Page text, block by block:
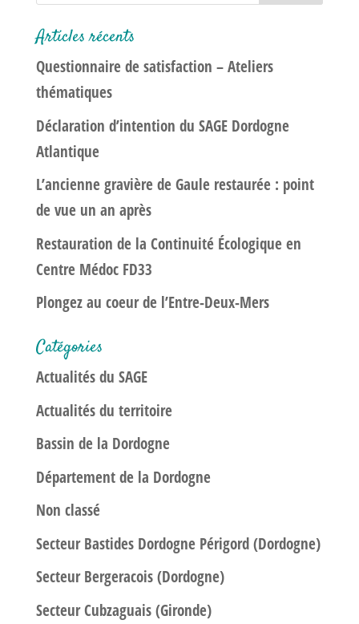
Articles récents
Questionnaire de satisfaction – Ateliers
thématiques
Déclaration d’intention du SAGE Dordogne
Atlantique
L’ancienne gravière de Gaule restaurée : point
de vue un an après
Restauration de la Continuité Écologique en
Centre Médoc FD33
Plongez au coeur de l’Entre-Deux-Mers
Catégories
Actualités du SAGE
Actualités du territoire
Bassin de la Dordogne
Département de la Dordogne
Non classé
Secteur Bastides Dordogne Périgord (Dordogne)
Secteur Bergeracois (Dordogne)
Secteur Cubzaguais (Gironde)